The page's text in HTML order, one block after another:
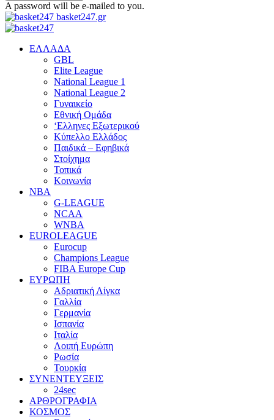
A password will be e-mailed to you.
basket247.gr
EΛΛΑΔΑ
GBL
Elite League
National League 1
National League 2
Γυναικείο
Εθνική Ομάδα
‘Ελληνες Εξωτερικού
Κύπελλο Ελλάδος
Παιδικά – Εφηβικά
Στοίχημα
Τοπικά
Κοινωνία
NBA
G-LEAGUE
NCAA
WNBA
ΕUROLEAGUE
Eurocup
Champions League
FIBA Europe Cup
ΕΥΡΩΠΗ
Αδριατική Λίγκα
Γαλλία
Γερμανία
Ισπανία
Ιταλία
Λοιπή Ευρώπη
Ρωσία
Τουρκία
ΣΥΝΕΝΤΕΥΞΕΙΣ
24sec
ΑΡΘΡΟΓΡΑΦΙΑ
ΚΟΣΜΟΣ